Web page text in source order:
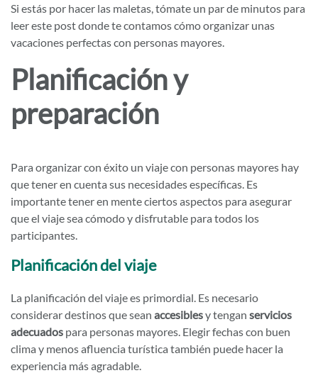
Si estás por hacer las maletas, tómate un par de minutos para
leer este post donde te contamos cómo organizar unas
vacaciones perfectas con personas mayores.
Planificación y
preparación
Para organizar con éxito un viaje con personas mayores hay
que tener en cuenta sus necesidades específicas. Es
importante tener en mente ciertos aspectos para asegurar
que el viaje sea cómodo y disfrutable para todos los
participantes.
Planificación del viaje
La planificación del viaje es primordial. Es necesario
considerar destinos que sean accesiblesy tengan servicios
adecuados para personas mayores. Elegir fechas con buen
clima y menos afluencia turística también puede hacer la
experiencia más agradable.